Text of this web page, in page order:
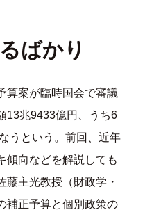
ばかり
算案が臨時国会で審議
13兆9433億円、うち6
うという。前回、近年
傾向などを解説しても
藤主光教授（財政学・
補正予算と個別政策の